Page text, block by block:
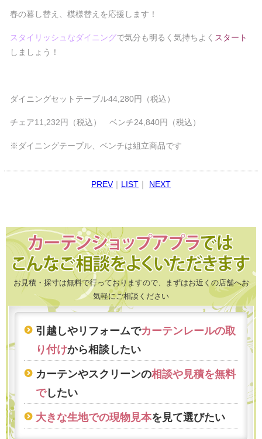
春の暮し替え、模様替えを応援します！
スタイリッシュなダイニングで気分も明るく気持ちよく スタート
しましょう！
ダイニングセットテーブル44,280円（税込）
チェア11,232円（税込） ベンチ24,840円（税込）
※ダイニングテーブル、ベンチは組立商品です
PREV｜ LIST｜ NEXT
お見積・採寸は無料で行っておりますので、まずはお近くの店舗へお
気軽にご相談ください
引越しやリフォームでカーテンレールの取
り付けから相談したい
カーテンやスクリーンの相談や見積を無料
でしたい
大きな生地での現物見本を見て選びたい